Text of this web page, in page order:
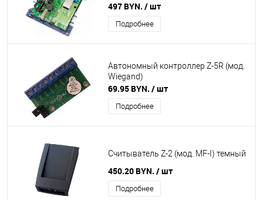
497 BYN. / шт
Подробнее
Автономный контроллер Z-5R (мод.
Wiegand)
69.95 BYN. / шт
Подробнее
Считыватель Z-2 (мод. MF-I) темный
450.20 BYN. / шт
Подробнее